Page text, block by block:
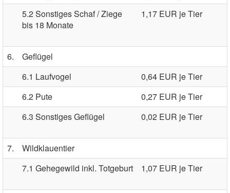
5.2 Sonstiges Schaf / Ziege
bis 18 Monate
1,17 EUR je Tier
6.
Geflügel
6.1 Laufvogel
0,64 EUR je Tier
6.2 Pute
0,27 EUR je Tier
6.3 Sonstiges Geflügel
0,02 EUR je Tier
7.
Wildklauentier
7.1 Gehegewild inkl. Totgeburt
1,07 EUR je Tier